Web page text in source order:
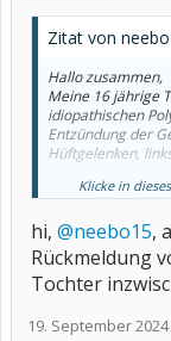
Zitat von
Hallo zusammen,
Meine 16 jährige
idiopathischen
Entzündung der
Hüftgelenken,
Ich würde mich
Klicke in
hi, @neebo15,
Rückmeldung
Tochter
19. September 2024